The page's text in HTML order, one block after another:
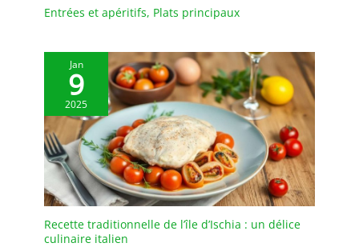
Entrées et apéritifs, Plats principaux
Jan
9
2025
Recette traditionnelle de l’île d’Ischia : un délice
culinaire italien